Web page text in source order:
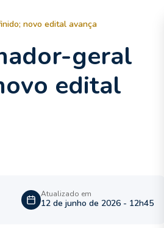
novo edital avança
geral
edital
Atualizado em
12 de junho de 2026 - 12h45